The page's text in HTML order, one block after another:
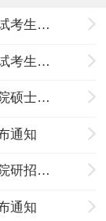
2020年上海科技大学硕士研究生招生考试考生进入复试的初试成绩基本要求
2020年上海科技大学硕士研究生招生考试考生进入复试的初试成绩基本要求
2020年上海科技大学生命科学与技术学院硕士研究生复试分数线
通知
2019年上海科技大学生命科学与技术学院研招统考复试分数线
通知